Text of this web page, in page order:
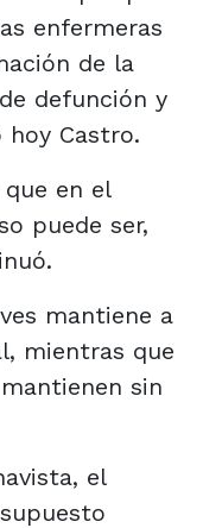
enfermeras
de la
defunción y
Castro.
que en el
puede ser,
mantiene a
mientras que
sin
el